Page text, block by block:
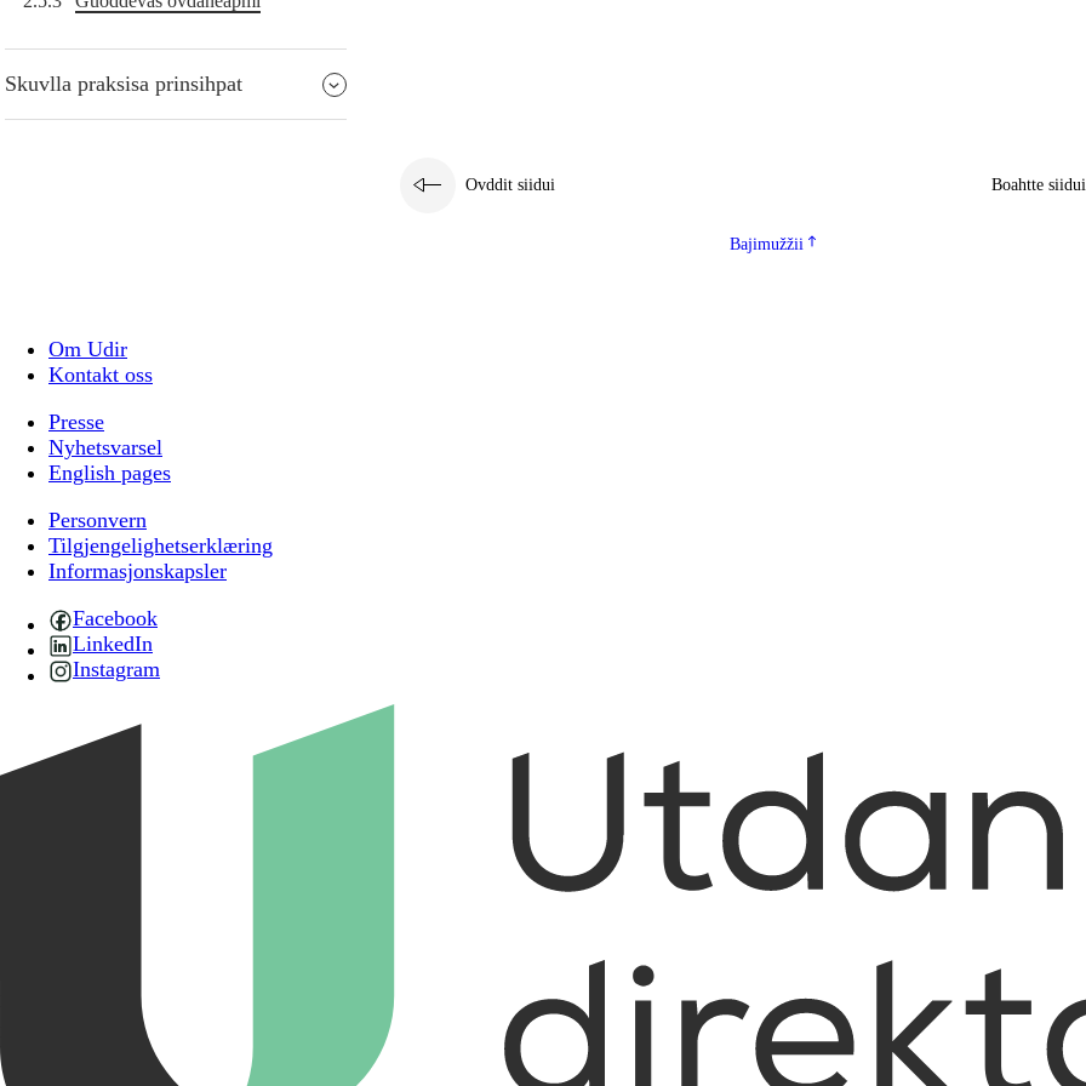
Skuvlla praksisa prinsihpat
Ovddit siidui Boahtte siidui
Bajimužžii
Om Udir
Kontakt oss
Presse
Nyhetsvarsel
English pages
Personvern
Tilgjengelighetserklæring
Informasjonskapsler
Facebook
LinkedIn
Instagram